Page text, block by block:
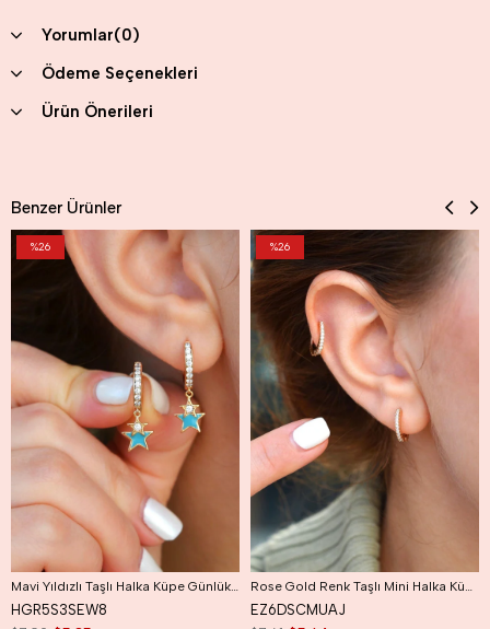
Yorumlar(0)
Ödeme Seçenekleri
Ürün Önerileri
Benzer Ürünler
Mavi Yıldızlı Taşlı Halka Küpe Günlük Kullanıma Uygun Dayanıklı Küpe
HGR5S3SEW8
%26
Rose Gold Renk Taşlı Mini Halka Küpe Günlük Kullanıma Uygun Dayanıklı Küpe
EZ6DSCMUAJ
%26